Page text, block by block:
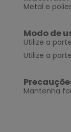
Metal e
Modo de
Utilize a
Utilize a
Mantenha